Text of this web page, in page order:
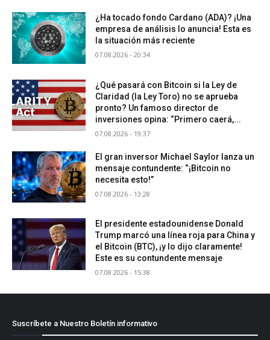
¿Ha tocado fondo Cardano (ADA)? ¡Una
empresa de análisis lo anuncia! Esta es
la situación más reciente
07.08.2026 - 20:34
¿Qué pasará con Bitcoin si la Ley de
Claridad (la Ley Toro) no se aprueba
pronto? Un famoso director de
inversiones opina: “Primero caerá,...
07.08.2026 - 19:37
El gran inversor Michael Saylor lanza un
mensaje contundente: “¡Bitcoin no
necesita esto!”
07.08.2026 - 13:28
El presidente estadounidense Donald
Trump marcó una línea roja para China y
el Bitcoin (BTC), ¡y lo dijo claramente!
Este es su contundente mensaje
07.08.2026 - 15:38
Suscríbete a Nuestro Boletín informativo